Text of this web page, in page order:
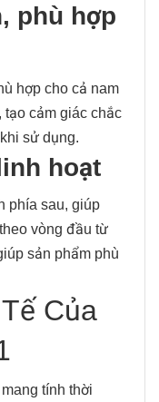
phù hợp
hợp cho cả nam
tạo cảm giác chắc
sử dụng.
hoạt
phía sau, giúp
vòng đầu từ
sản phẩm phù
Của
tính thời